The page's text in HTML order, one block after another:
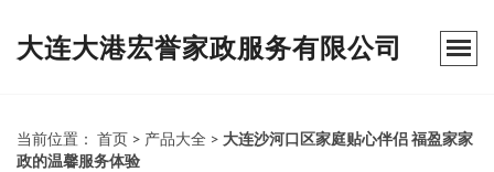
大连大港宏誉家政服务有限公司
当前位置： 首页 > 产品大全 > 大连沙河口区家庭贴心伴侣 福盈家家
政的温馨服务体验